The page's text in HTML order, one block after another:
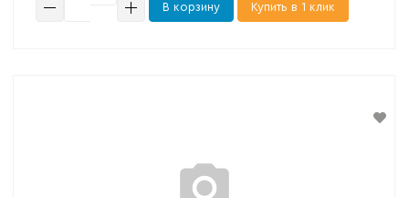
В корзину Купить в 1 клик